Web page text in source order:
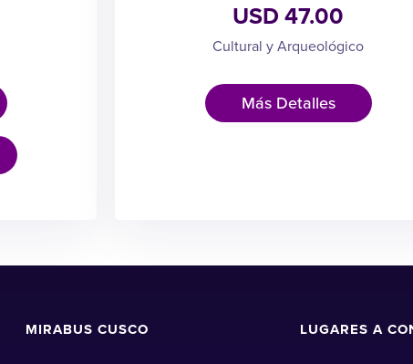
USD 47.00
Cultural y Arqueológico
Más Detalles
MIRABUS CUSCO LUGARES A